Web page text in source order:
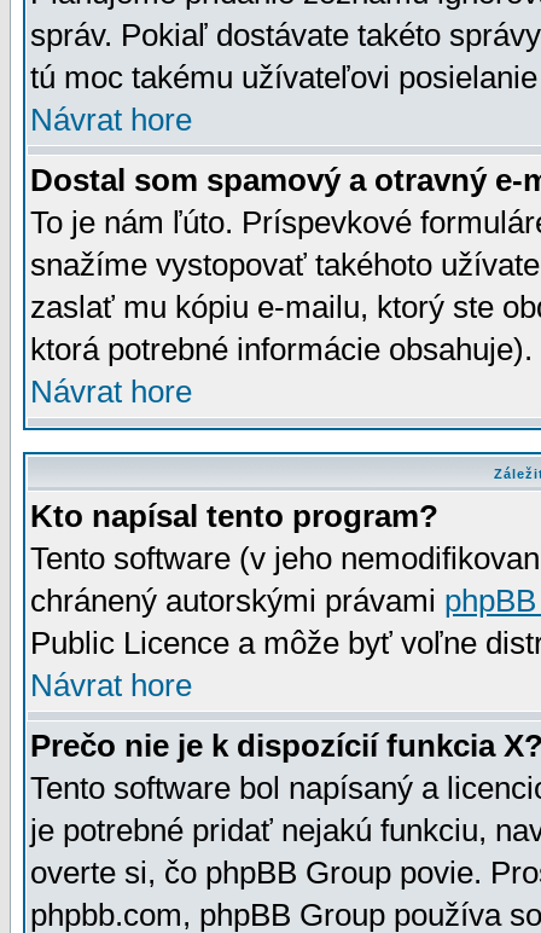
správ. Pokiaľ dostávate takéto
tú moc takému užívateľovi
Návrat hore
Dostal som spamový a otravný e-
To je nám ľúto. Príspevkové
snažíme vystopovať takéhoto
zaslať mu kópiu e-mailu, ktorý ste
ktorá potrebné informácie
Návrat hore
Kto napísal tento program?
Tento software (v jeho
chránený autorskými právami
Public Licence a môže byť voľne
Návrat hore
Prečo nie je k dispozícií funkcia
Tento software bol napísaný a
je potrebné pridať nejakú funkciu,
overte si, čo phpBB Group povie.
phpbb.com, phpBB Group používa